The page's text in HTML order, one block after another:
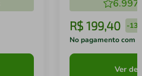
6.997
R$ 199,40 -
No pagamento com
Ver